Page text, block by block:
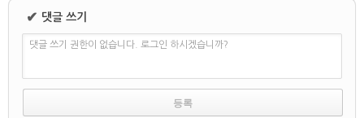
✔ 댓글 쓰기
댓글 쓰기 권한이 없습니다. 로그인 하시겠습니까?